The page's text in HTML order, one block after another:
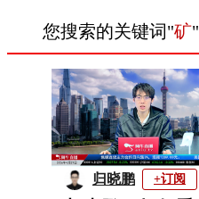
您搜索的关键词"矿"
归晓鹏 +订阅